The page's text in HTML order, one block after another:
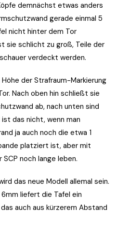
demnächst etwas anders
gerade einmal 5
nicht hinter dem Tor
sie schlicht zu groß, Teile der
verdeckt werden.
der Strafraum-Markierung
Nach oben hin schließt sie
ab, nach unten sind
das nicht, wenn man
ja auch noch die etwa 1
platziert ist, aber mit
noch lange leben.
das neue Modell allemal sein.
liefert die Tafel ein
auch aus kürzerem Abstand